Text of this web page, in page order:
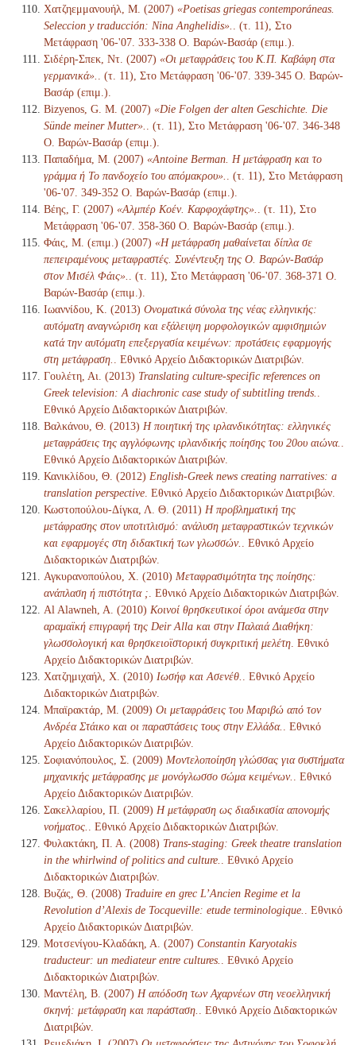
Χατζηεμμανουήλ, Μ. (2007) «Poetisas griegas contemporáneas.
Seleccion y traducción: Nina Anghelidis».
. (τ. 11), Στο
Μετάφραση '06-'07. 333-338 Ο. Βαρών-Βασάρ (επιμ.).
Σιδέρη-Σπεκ, Ντ. (2007) «Οι μεταφράσεις του Κ.Π. Καβάφη στα
γερμανικά».
. (τ. 11), Στο Μετάφραση '06-'07. 339-345 Ο. Βαρών-
Βασάρ (επιμ.).
Bizyenos, G. M. (2007) «Die Folgen der alten Geschichte. Die
Sünde meiner Mutter».
. (τ. 11), Στο Μετάφραση '06-'07. 346-348
Ο. Βαρών-Βασάρ (επιμ.).
Παπαδήμα, Μ. (2007) «Antoine Berman. Η μετάφραση και το
γράμμα ή Το πανδοχείο του απόμακρου».
. (τ. 11), Στο Μετάφραση
'06-'07. 349-352 Ο. Βαρών-Βασάρ (επιμ.).
Βέης, Γ. (2007) «Αλμπέρ Κοέν. Καρφοχάφτης».
. (τ. 11), Στο
Μετάφραση '06-'07. 358-360 Ο. Βαρών-Βασάρ (επιμ.).
Φάις, Μ. (επιμ.) (2007) «Η μετάφραση μαθαίνεται δίπλα σε
πεπειραμένους μεταφραστές. Συνέντευξη της Ο. Βαρών-Βασάρ
στον Μισέλ Φάις».
. (τ. 11), Στο Μετάφραση '06-'07. 368-371 Ο.
Βαρών-Βασάρ (επιμ.).
Ιωαννίδου, Κ. (2013) Ονοματικά σύνολα της νέας ελληνικής:
αυτόματη αναγνώριση και εξάλειψη μορφολογικών αμφισημιών
κατά την αυτόματη επεξεργασία κειμένων: προτάσεις εφαρμογής
στη μετάφραση.
. Εθνικό Αρχείο Διδακτορικών Διατριβών.
Γουλέτη, Αι. (2013) Translating culture-specific references on
Greek television: A diachronic case study of subtitling trends.
Εθνικό Αρχείο Διδακτορικών Διατριβών.
Βαλκάνου, Θ. (2013) Η ποιητική της ιρλανδικότητας: ελληνικές
μεταφράσεις της αγγλόφωνης ιρλανδικής ποίησης του 20ου αιώνα.
Εθνικό Αρχείο Διδακτορικών Διατριβών.
Κανικλίδου, Θ. (2012) English-Greek news creating narratives: a
translation perspective . Εθνικό Αρχείο Διδακτορικών Διατριβών.
Κωστοπούλου-Δίγκα, Λ. Θ. (2011) Η προβληματική της
μετάφρασης στον υποτιτλισμό: ανάλυση μεταφραστικών τεχνικών
και εφαρμογές στη διδακτική των γλωσσών.
. Εθνικό Αρχείο
Διδακτορικών Διατριβών.
Αγκυρανοπούλου, Χ. (2010) Μεταφρασιμότητα της ποίησης:
ανάπλαση ή πιστότητα ; . Εθνικό Αρχείο Διδακτορικών Διατριβών.
Al Alawneh, A. (2010) Κοινοί θρησκευτικοί όροι ανάμεσα στην
αραμαϊκή επιγραφή της Deir Alla και στην Παλαιά Διαθήκη:
γλωσσολογική και θρησκειοϊστορική συγκριτική μελέτη . Εθνικό
Αρχείο Διδακτορικών Διατριβών.
Χατζημιχαήλ, Χ. (2010) Ιωσήφ και Ασενέθ.
. Εθνικό Αρχείο
Διδακτορικών Διατριβών.
Μπαϊρακτάρ, Μ. (2009) Οι μεταφράσεις του Μαριβώ από τον
Ανδρέα Στάικο και οι παραστάσεις τους στην Ελλάδα.
. Εθνικό
Αρχείο Διδακτορικών Διατριβών.
Σοφιανόπουλος, Σ. (2009) Μοντελοποίηση γλώσσας για συστήματα
μηχανικής μετάφρασης με μονόγλωσσο σώμα κειμένων.
. Εθνικό
Αρχείο Διδακτορικών Διατριβών.
Σακελλαρίου, Π. (2009) Η μετάφραση ως διαδικασία απονομής
νοήματος.
. Εθνικό Αρχείο Διδακτορικών Διατριβών.
Φυλακτάκη, Π. Α. (2008) Trans-staging: Greek theatre translation
in the whirlwind of politics and culture.
. Εθνικό Αρχείο
Διδακτορικών Διατριβών.
Βυζάς, Θ. (2008) Traduire en grec L’Ancien Regime et la
Revolution d’Alexis de Tocqueville: etude terminologique.
. Εθνικό
Αρχείο Διδακτορικών Διατριβών.
Μοτσενίγου-Κλαδάκη, Α. (2007) Constantin Karyotakis
traducteur: un mediateur entre cultures.
. Εθνικό Αρχείο
Διδακτορικών Διατριβών.
Μαντέλη, Β. (2007) Η απόδοση των Αχαρνέων στη νεοελληνική
σκηνή: μετάφραση και παράσταση.
. Εθνικό Αρχείο Διδακτορικών
Διατριβών.